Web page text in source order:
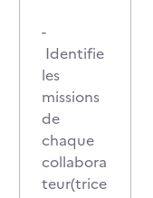
-
Identifie
les
missions
de
chaque
collabora
teur(trice